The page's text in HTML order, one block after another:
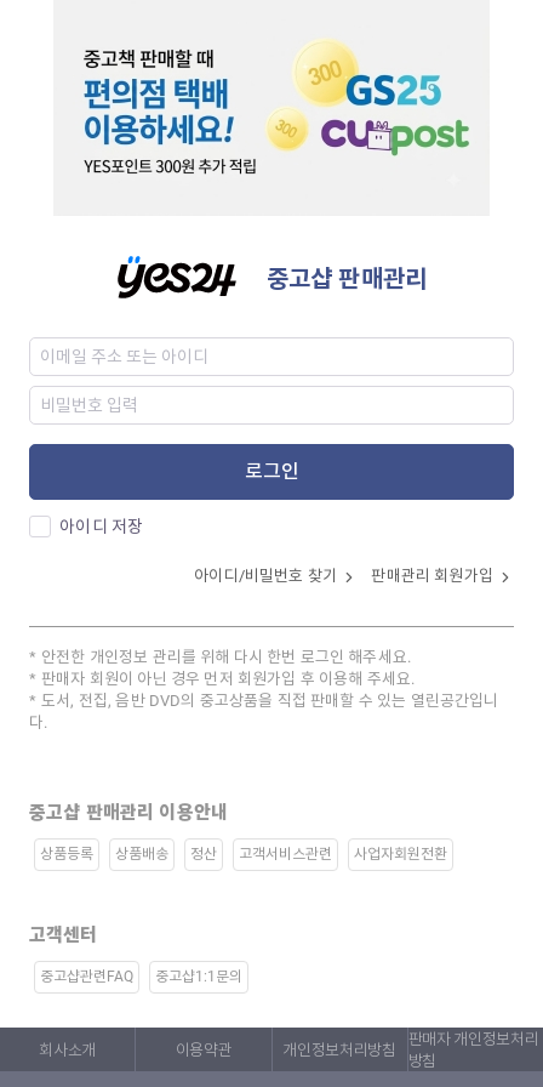
중고샵 판매관리
로그인
아이디 저장
아이디/비밀번호 찾기 판매관리 회원가입
안전한 개인정보 관리를 위해 다시 한번 로그인 해주세요.
판매자 회원이 아닌 경우 먼저 회원가입 후 이용해 주세요.
도서, 전집, 음반 DVD의 중고상품을 직접 판매할 수 있는 열린공간입니
다.
중고샵 판매관리 이용안내
상품등록 상품배송 정산 고객서비스관련 사업자회원전환
고객센터
중고샵관련FAQ 중고샵1:1문의
회사소개 이용약관 개인정보처리방침
판매자 개인정보처리
방침